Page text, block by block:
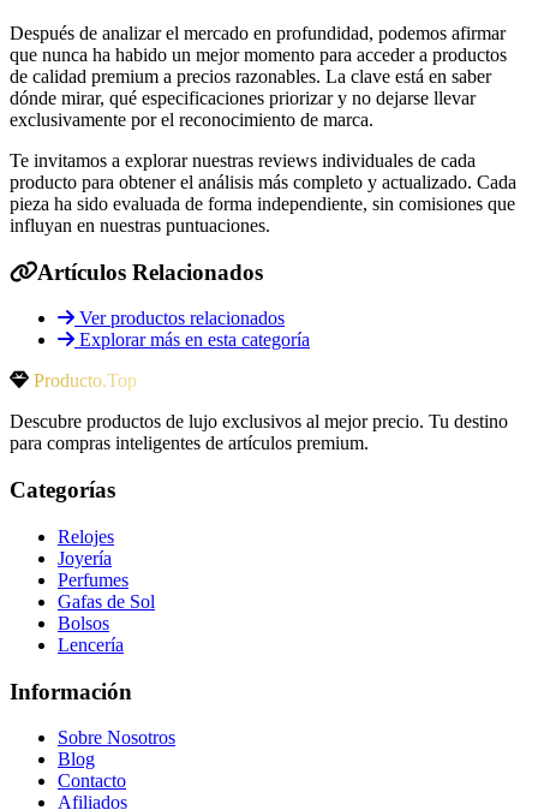
Después de analizar el mercado en profundidad, podemos afirmar
que nunca ha habido un mejor momento para acceder a productos
de calidad premium a precios razonables. La clave está en saber
dónde mirar, qué especificaciones priorizar y no dejarse llevar
exclusivamente por el reconocimiento de marca.
Te invitamos a explorar nuestras reviews individuales de cada
producto para obtener el análisis más completo y actualizado. Cada
pieza ha sido evaluada de forma independiente, sin comisiones que
influyan en nuestras puntuaciones.
Artículos Relacionados
Ver productos relacionados
Explorar más en esta categoría
Producto.Top
Descubre productos de lujo exclusivos al mejor precio. Tu destino
para compras inteligentes de artículos premium.
Categorías
Relojes
Joyería
Perfumes
Gafas de Sol
Bolsos
Lencería
Información
Sobre Nosotros
Blog
Contacto
Afiliados